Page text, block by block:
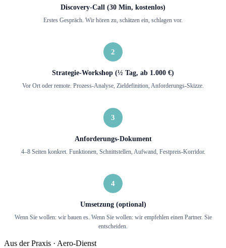
Discovery-Call (30 Min, kostenlos)
Erstes Gespräch. Wir hören zu, schätzen ein, schlagen vor.
2
Strategie-Workshop (½ Tag, ab 1.000 €)
Vor Ort oder remote. Prozess-Analyse, Zieldefinition, Anforderungs-Skizze.
3
Anforderungs-Dokument
4–8 Seiten konkret. Funktionen, Schnittstellen, Aufwand, Festpreis-Korridor.
4
Umsetzung (optional)
Wenn Sie wollen: wir bauen es. Wenn Sie wollen: wir empfehlen einen Partner. Sie
entscheiden.
Aus der Praxis · Aero-Dienst